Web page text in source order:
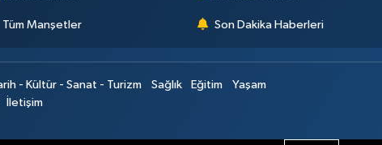
Tüm Manşetler Son Dakika Haberleri
- Kültür - Sanat - Turizm Sağlık Eğitim
Yaşam
İletişim